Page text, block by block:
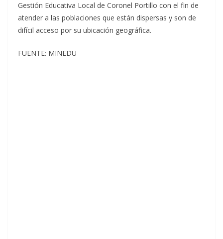
Gestión Educativa Local de Coronel Portillo con el fin de
atender a las poblaciones que están dispersas y son de
difícil acceso por su ubicación geográfica.
FUENTE: MINEDU